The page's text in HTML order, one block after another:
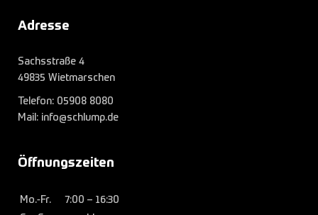
Adresse
Sachsstraße 4
49835 Wietmarschen
Telefon: 05908 8080
Mail: info@schlump.de
Öffnungszeiten
Mo.-Fr.
7:00 – 16:30